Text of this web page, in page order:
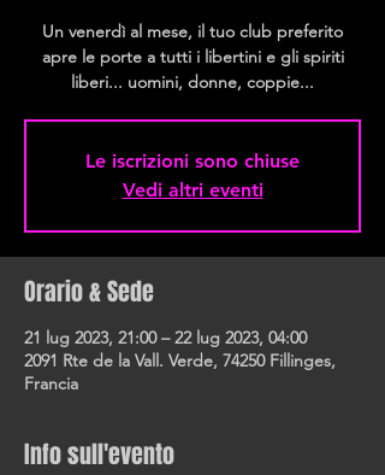
Un venerdì al mese, il tuo club preferito
apre le porte a tutti i libertini e gli spiriti
liberi... uomini, donne, coppie...
Le iscrizioni sono chiuse
Vedi altri eventi
Orario & Sede
21 lug 2023, 21:00 – 22 lug 2023, 04:00
2091 Rte de la Vall. Verde, 74250 Fillinges,
Francia
Info sull'evento